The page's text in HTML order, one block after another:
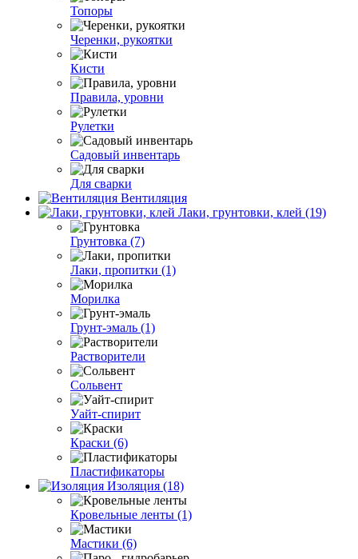
Топоры
Черенки, рукоятки
Кисти
Правила, уровни
Рулетки
Садовый инвентарь
Для сварки
Вентиляция
Лаки, грунтовки, клей (19)
Грунтовка (7)
Лаки, пропитки (1)
Морилка
Грунт-эмаль (1)
Растворители
Сольвент
Уайт-спирит
Краски (6)
Пластификаторы
Изоляция (18)
Кровельные ленты (1)
Мастики (6)